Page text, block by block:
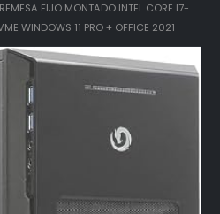
FIJO MONTADO INTEL CORE I7-
WINDOWS 11 PRO + OFFICE 2021